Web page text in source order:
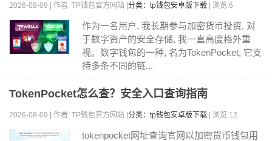
2026-08-09 | 作者: TP钱包官方网站 | 分类：tp钱包安卓版下载 | 浏览:6
作为一名用户, 我长期参与加密货币投资, 对
于数字资产的安全存储, 我一直高度格外重
视。数字钱包的一种, 名为TokenPocket, 它支
持多条不同的链...
TokenPocket怎么查？安全入口查询指南
2026-08-09 | 作者: TP钱包官方网站 | 分类：tp钱包安卓版下载 | 浏览:12
tokenpocket网址查询官网以加密货币钱包用